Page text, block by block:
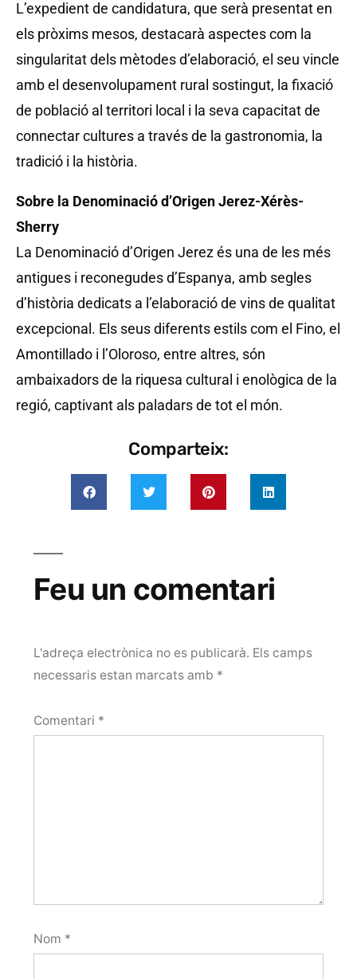
L’expedient de candidatura, que serà presentat en
els pròxims mesos, destacarà aspectes com la
singularitat dels mètodes d’elaboració, el seu vincle
amb el desenvolupament rural sostingut, la fixació
de població al territori local i la seva capacitat de
connectar cultures a través de la gastronomia, la
tradició i la història.
Sobre la Denominació d’Origen Jerez-Xérès-
Sherry
La Denominació d’Origen Jerez és una de les més
antigues i reconegudes d’Espanya, amb segles
d’història dedicats a l’elaboració de vins de qualitat
excepcional. Els seus diferents estils com el Fino, el
Amontillado i l’Oloroso, entre altres, són
ambaixadors de la riquesa cultural i enològica de la
regió, captivant als paladars de tot el món.
Comparteix:
Feu un comentari
L'adreça electrònica no es publicarà. Els camps
necessaris estan marcats amb *
Comentari *
Nom *